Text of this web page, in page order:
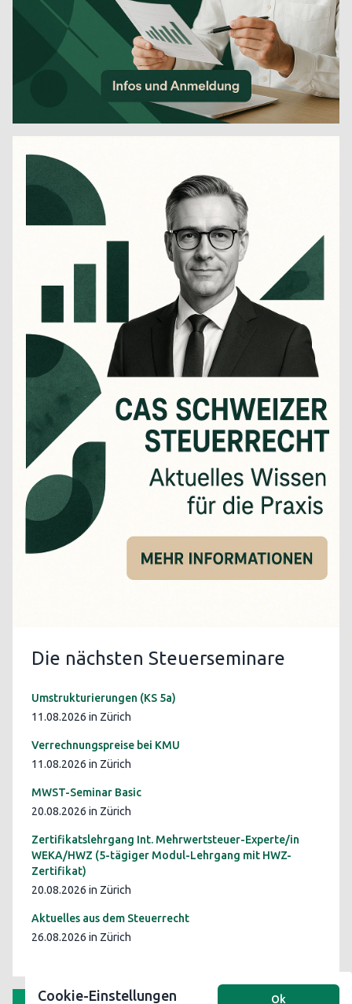
Die nächsten Steuerseminare
Umstrukturierungen (KS 5a)
11.08.2026 in Zürich
Verrechnungspreise bei KMU
11.08.2026 in Zürich
MWST-Seminar Basic
20.08.2026 in Zürich
Zertifikatslehrgang Int. Mehrwertsteuer-Experte/in
WEKA/HWZ (5-tägiger Modul-Lehrgang mit HWZ-
Zertifikat)
20.08.2026 in Zürich
Aktuelles aus dem Steuerrecht
26.08.2026 in Zürich
Cookie-Einstellungen Ok